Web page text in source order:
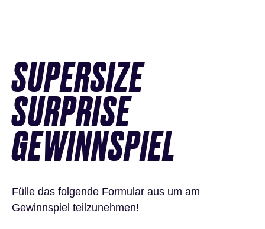
SUPERSIZE
SURPRISE
GEWINNSPIEL
Fülle das folgende Formular aus um am
Gewinnspiel teilzunehmen!